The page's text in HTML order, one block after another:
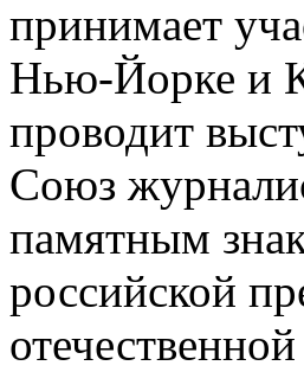
принимает
Нью-Йорке и
проводит
Союз
памятным
российской